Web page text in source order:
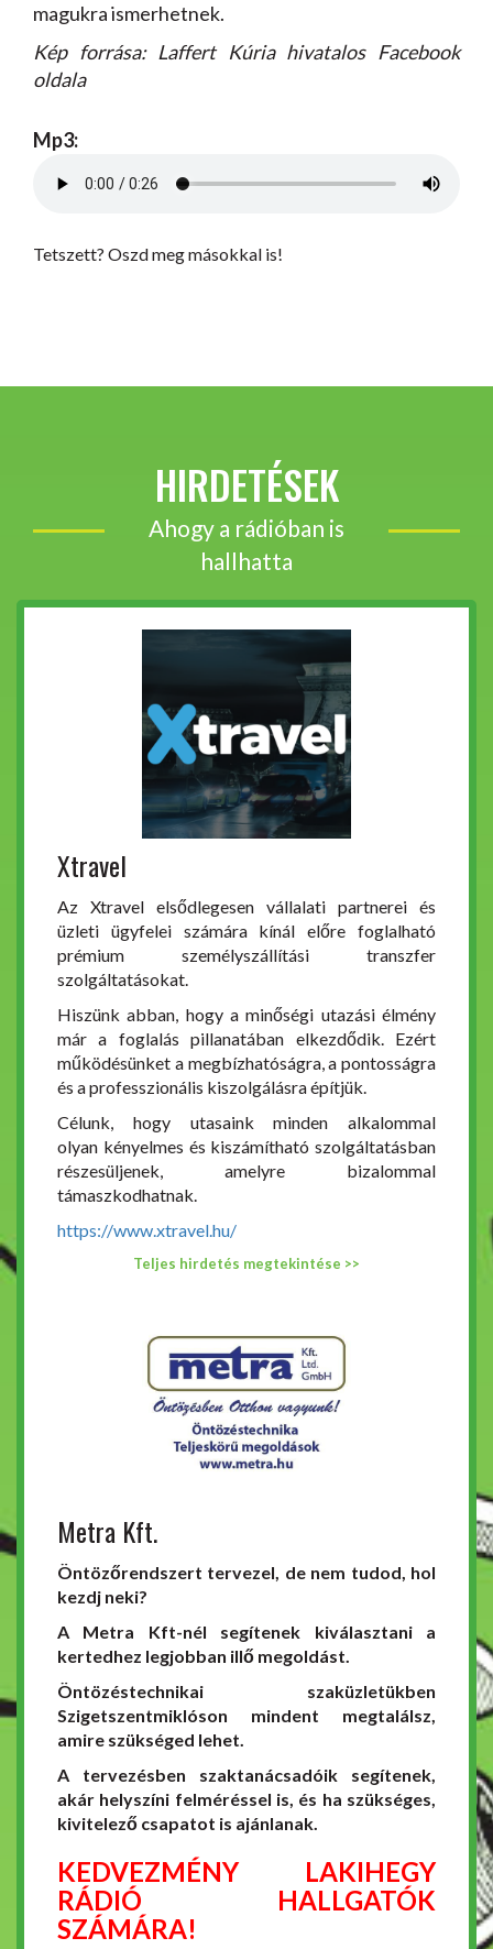
magukra ismerhetnek.
Kép forrása: Laffert Kúria hivatalos Facebook
oldala
Mp3:
Tetszett? Oszd meg másokkal is!
HIRDETÉSEK
Ahogy a rádióban is
hallhatta
Xtravel
Az Xtravel elsődlegesen vállalati partnerei és
üzleti ügyfelei számára kínál előre foglalható
prémium személyszállítási transzfer
szolgáltatásokat.
Hiszünk abban, hogy a minőségi utazási élmény
már a foglalás pillanatában elkezdődik. Ezért
működésünket a megbízhatóságra, a pontosságra
és a professzionális kiszolgálásra építjük.
Célunk, hogy utasaink minden alkalommal
olyan kényelmes és kiszámítható szolgáltatásban
részesüljenek, amelyre bizalommal
támaszkodhatnak.
https://www.xtravel.hu/
Teljes hirdetés megtekintése >>
Metra Kft.
Öntözőrendszert tervezel, de nem tudod, hol
kezdj neki?
A Metra Kft-nél segítenek kiválasztani a
kertedhez legjobban illő megoldást.
Öntözéstechnikai szaküzletükben
Szigetszentmiklóson mindent megtalálsz,
amire szükséged lehet.
A tervezésben szaktanácsadóik segítenek,
akár helyszíni felméréssel is, és ha szükséges,
kivitelező csapatot is ajánlanak.
KEDVEZMÉNY LAKIHEGY
RÁDIÓ HALLGATÓK
SZÁMÁRA!